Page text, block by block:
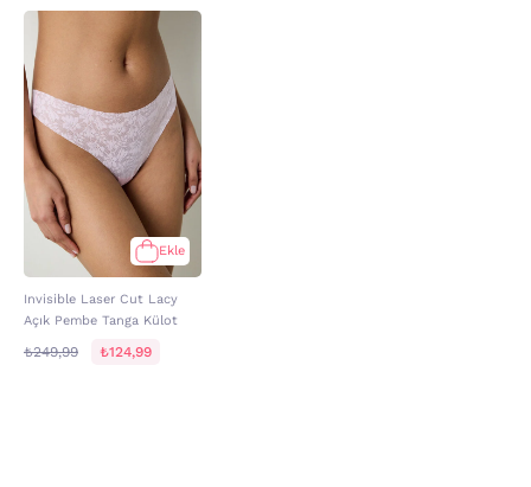
Ekle
Invisible Laser Cut Lacy
Açık Pembe Tanga Külot
₺249,99 ₺124,99